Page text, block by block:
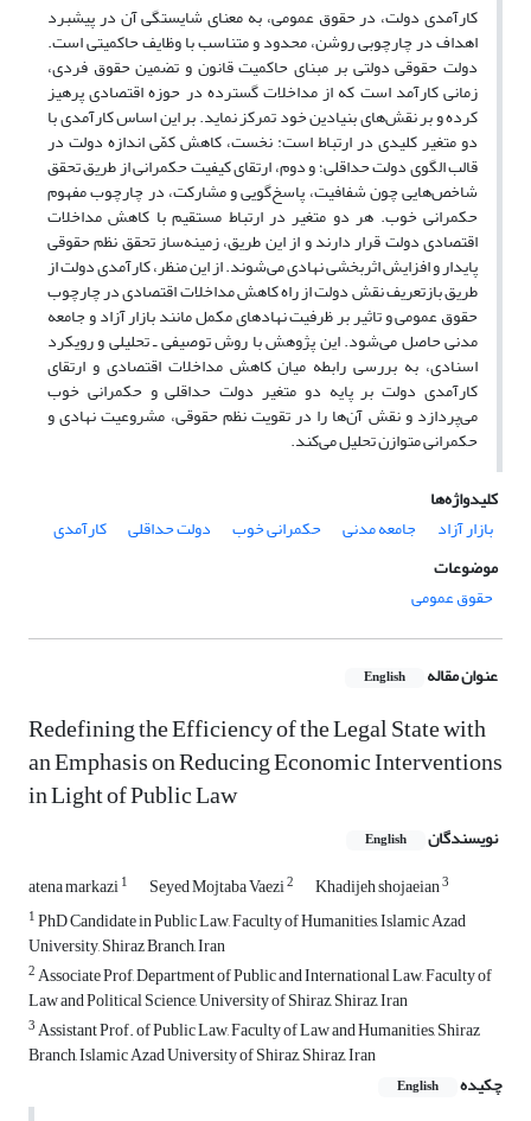
کارآمدی دولت، در حقوق عمومی، به معنای شایستگی آن در پیشبرد
اهداف در چارچوبی روشن، محدود و متناسب با وظایف حاکمیتی است.
دولت حقوقی دولتی بر مبنای حاکمیت قانون و تضمین حقوق فردی،
زمانی کارآمد است که از مداخلات گسترده در حوزه اقتصادی پرهیز
کرده و بر نقش‌های بنیادین خود تمرکز نماید. بر این اساس کارآمدی با
دو متغیر کلیدی در ارتباط است: نخست، کاهش کمّی اندازه دولت در
قالب الگوی دولت حداقلی؛ و دوم، ارتقای کیفیت حکمرانی از طریق تحقق
شاخص‌هایی چون شفافیت، پاسخ‌گویی و مشارکت، در چارچوب مفهوم
حکمرانی خوب. هر دو متغیر در ارتباط مستقیم با کاهش مداخلات
اقتصادی دولت قرار دارند و از این طریق، زمینه‌ساز تحقق نظم حقوقی
پایدار و افزایش اثربخشی نهادی می‌شوند. از این منظر، کارآمدی دولت از
طریق بازتعریف نقش دولت از راه کاهش مداخلات اقتصادی در چارچوب
حقوق عمومی و تاثیر بر ظرفیت‌ نهادهای مکمل مانند بازار آزاد و جامعه
مدنی حاصل می‌شود. این پژوهش با روش توصیفی ـ تحلیلی و رویکرد
اسنادی، به بررسی رابطه میان کاهش مداخلات اقتصادی و ارتقای
کارآمدی دولت بر پایه دو متغیر دولت حداقلی و حکمرانی خوب
می‌پردازد و نقش آن‌ها را در تقویت نظم حقوقی، مشروعیت نهادی و
حکمرانی متوازن تحلیل می‌کند.
کلیدواژه‌ها
بازار آزاد
جامعه مدنی حکمرانی خوب دولت حداقلی
کارآمدی
موضوعات
حقوق عمومی
عنوان مقاله English
Redefining the Efficiency of the Legal State with
an Emphasis on Reducing Economic Interventions
in Light of Public Law
نویسندگان English
atena markazi1 Seyed Mojtaba Vaezi2 Khadijeh shojaeian3
1PhD Candidate in Public Law, Faculty of Humanities, Islamic Azad
University, Shiraz Branch, Iran
2Associate Prof, Department of Public and International Law, Faculty of
Law and Political Science, ‎University of Shiraz, Shiraz, Iran‎
3Assistant Prof. of Public Law, Faculty of Law and Humanities, Shiraz
Branch, Islamic Azad ‎University of Shiraz, Shiraz, Iran
چکیده
English